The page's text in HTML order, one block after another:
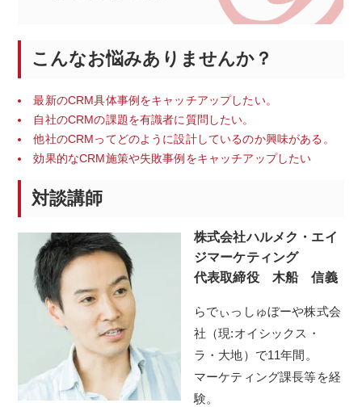
こんなお悩みありませんか？
最新のCRM具体事例をキャッチアップしたい。
自社のCRMの課題を有識者に質問したい。
他社のCRMってどのように設計しているのか興味がある。
効果的なCRM施策や失敗事例をキャッチアップしたい
対談講師
株式会社ハルメク・エイ
ジマーケティング
代表取締役木船 信義
らでぃっしゅぼーや株式会
社（現:オイシックス・
ラ・大地）で11年間。
マーケティング課長等を経
験。